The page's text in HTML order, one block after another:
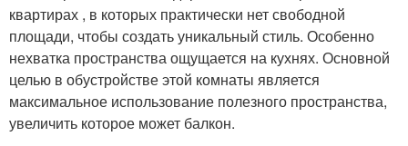
квартирах , в которых практически нет свободной
площади, чтобы создать уникальный стиль. Особенно
нехватка пространства ощущается на кухнях. Основной
целью в обустройстве этой комнаты является
максимальное использование полезного пространства,
увеличить которое может балкон.